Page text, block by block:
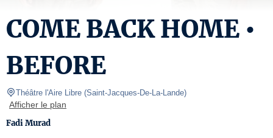
COME BACK HOME •
BEFORE
Théâtre l'Aire Libre (Saint-Jacques-De-La-Lande)
Afficher le plan
Fadi Murad